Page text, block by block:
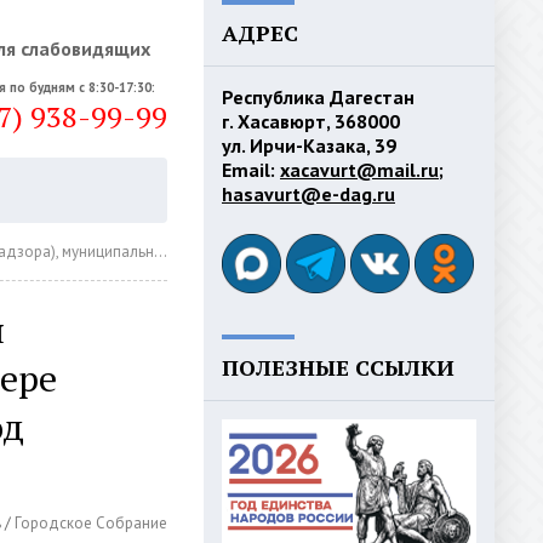
слабовидящих
по будням с 8:30-17:30:
938-99-99
ГО "город Хасавюрт" 2024 год
/ Городское Собрание
АДРЕС
Республика Дагестан
г. Хасавюрт, 368000
ул. Ирчи-Казака, 39
Email: xacavurt@mail.ru;
hasavurt@e-dag.ru
ПОЛЕЗНЫЕ ССЫЛКИ